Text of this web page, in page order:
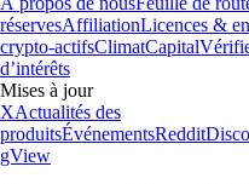
réservesAffiliationLicences &
crypto-actifsClimatCapital
d’intérêts
Mises à jour
XActualités des
produitsÉvénementsReddit
gView